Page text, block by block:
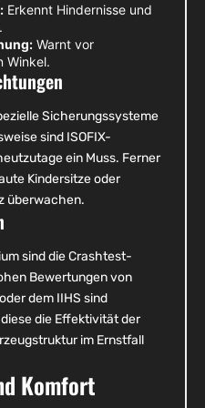
Erkennt Hindernisse und
Warnt vor
Winkel.
Sicherungssysteme
sind ISOFIX-
ein Muss. Ferner
Kindersitze oder
überwachen.
sind die Crashtest-
Bewertungen von
dem IIHS sind
die Effektivität der
im Ernstfall
Komfort